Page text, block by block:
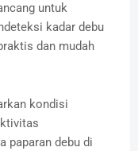
untuk
kadar debu
dan mudah
kondisi
paparan debu di